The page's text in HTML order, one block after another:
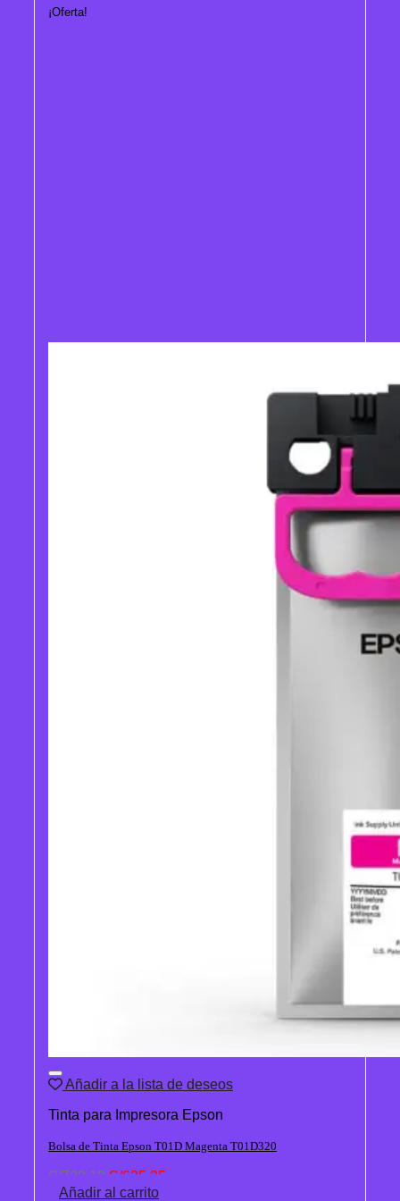
¡Oferta!
Añadir a la lista de deseos
Tinta para Impresora Epson
Bolsa de Tinta Epson T01D Magenta T01D320
S/720.10 El
precio
S/625.35
Añadir al carrito